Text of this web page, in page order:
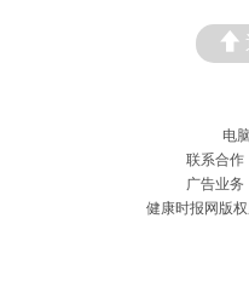
电
联系合
广告业
健康时报网版